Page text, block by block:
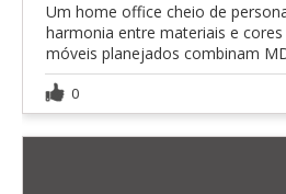
Um home office cheio de
harmonia entre materiais e cores
móveis planejados combinam
0